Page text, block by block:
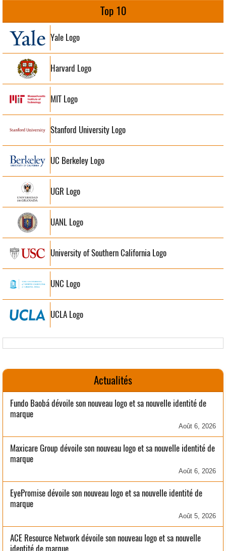
Top 10
Yale Logo
Harvard Logo
MIT Logo
Stanford University Logo
UC Berkeley Logo
UGR Logo
UANL Logo
University of Southern California Logo
UNC Logo
UCLA Logo
Actualités
Fundo Baobá dévoile son nouveau logo et sa nouvelle identité de
marque
Août 6, 2026
Maxicare Group dévoile son nouveau logo et sa nouvelle identité de
marque
Août 6, 2026
EyePromise dévoile son nouveau logo et sa nouvelle identité de
marque
Août 5, 2026
ACE Resource Network dévoile son nouveau logo et sa nouvelle
identité de marque